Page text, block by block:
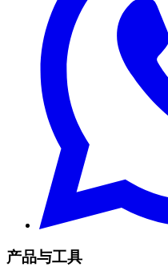
产品与工具